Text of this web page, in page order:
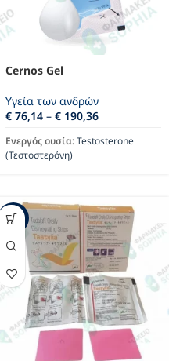
Cernos Gel
Υγεία των ανδρών
€ 76,14 – € 190,36
Ενεργός ουσία:Testosterone
(Τεστοστερόνη)
-44%